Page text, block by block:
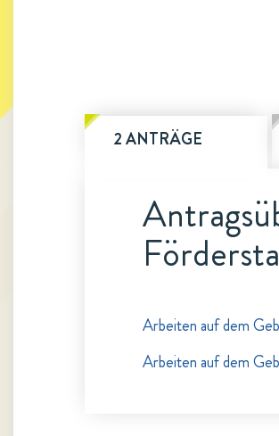
2 ANTRÄGE
Arbeiten auf dem
Arbeiten auf dem